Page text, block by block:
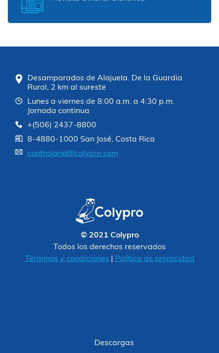
Desamparados de Alajuela. De la Guardia
Rural, 2 km al sureste
Lunes a viernes de 8:00 a.m. a 4:30 p.m.
Jornada continua
+(506) 2437-8800
8-4880-1000 San José, Costa Rica
contraloria@colypro.com
© 2021 Colypro
Todos los derechos reservados
Términos y condiciones
Política de privacidad
Descargas